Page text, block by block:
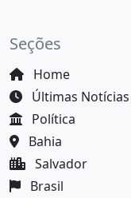
Seções
Home
Últimas Notícias
Política
Bahia
Salvador
Brasil